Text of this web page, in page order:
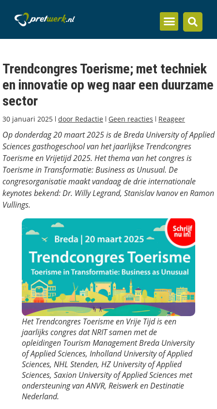
Trendcongres Toerisme; met techniek
en innovatie op weg naar een duurzame
sector
30 januari 2025 door Redactie Geen reacties Reageer
Op donderdag 20 maart 2025 is de Breda University of Applied
Sciences gasthogeschool van het jaarlijkse Trendcongres
Toerisme en Vrijetijd 2025. Het thema van het congres is
Toerisme in Transformatie: Business as Unusual. De
congresorganisatie maakt vandaag de drie internationale
keynotes bekend: Dr. Willy Legrand, Stanislav Ivanov en Ramon
Vullings.
Het Trendcongres Toerisme en Vrije Tijd is een
jaarlijks congres dat NRIT samen met de
opleidingen Tourism Management Breda University
of Applied Sciences, Inholland University of Applied
Sciences, NHL Stenden, HZ University of Applied
Sciences, Saxion University of Applied Sciences met
ondersteuning van ANVR, Reiswerk en Destinatie
Nederland.